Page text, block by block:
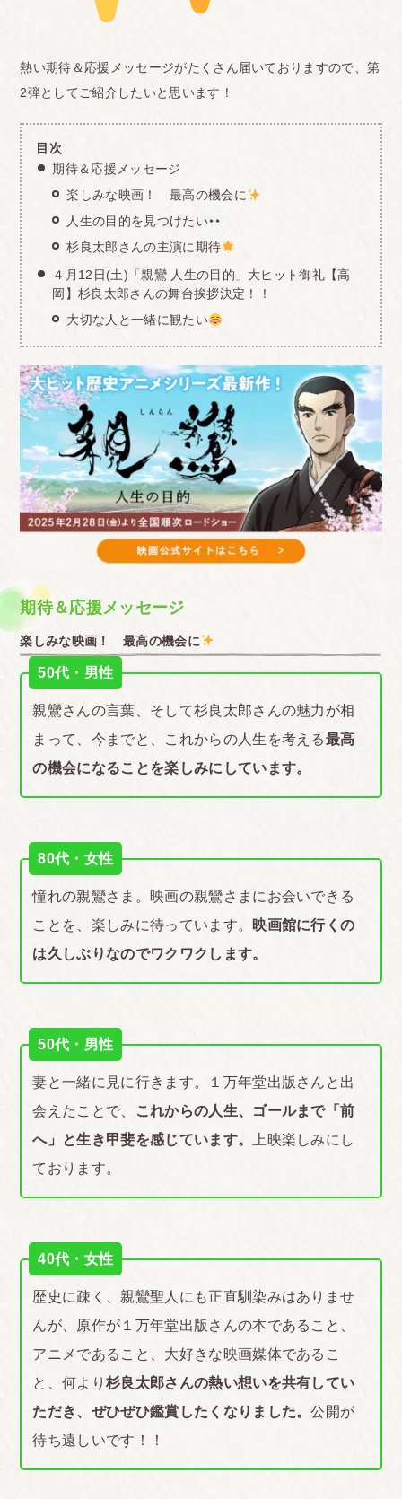
熱い期待＆応援メッセージがたくさん届いておりますので、第
2弾としてご紹介したいと思います！
目次
期待＆応援メッセージ
楽しみな映画！ 最高の機会に
人生の目的を見つけたい
杉良太郎さんの主演に期待
４月12日(土)「親鸞 人生の目的」大ヒット御礼【高
岡】杉良太郎さんの舞台挨拶決定！！
大切な人と一緒に観たい
期待＆応援メッセージ
楽しみな映画！ 最高の機会に
50代・男性
親鸞さんの言葉、そして杉良太郎さんの魅力が相
まって、今までと、これからの人生を考える最高
の機会になることを楽しみにしています。
80代・女性
憧れの親鸞さま。映画の親鸞さまにお会いできる
ことを、楽しみに待っています。
映画館に行くの
は久しぶりなのでワクワクします。
50代・男性
妻と一緒に見に行きます。１万年堂出版さんと出
会えたことで、
これからの人生、ゴールまで「前
へ」と生き甲斐を感じています。
上映楽しみにし
ております。
40代・女性
歴史に疎く、親鸞聖人にも正直馴染みはありませ
んが、原作が１万年堂出版さんの本であること、
アニメであること、大好きな映画媒体であるこ
と、何より 杉良太郎さんの熱い想いを共有してい
ただき、ぜひぜひ鑑賞したくなりました。公開が
待ち遠しいです！！